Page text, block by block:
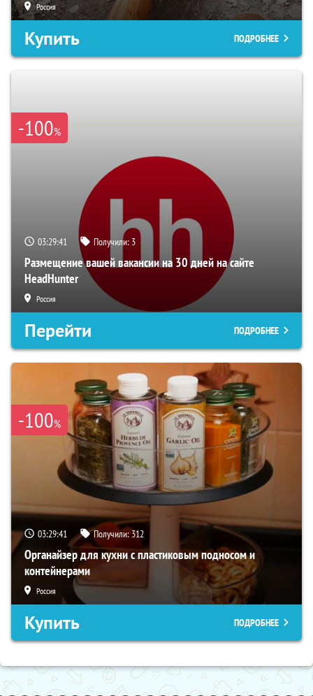
Россия
Купить ПОДРОБНЕЕ
-100%
03:29:39 Получили: 3
Размещение вашей вакансии на 30 дней на сайте
HeadHunter
Россия
Перейти ПОДРОБНЕЕ
-100%
03:29:39 Получили: 312
Органайзер для кухни с пластиковым подносом и
контейнерами
Россия
Купить ПОДРОБНЕЕ